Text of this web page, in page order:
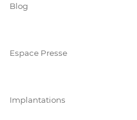
Blog
Espace Presse
Implantations